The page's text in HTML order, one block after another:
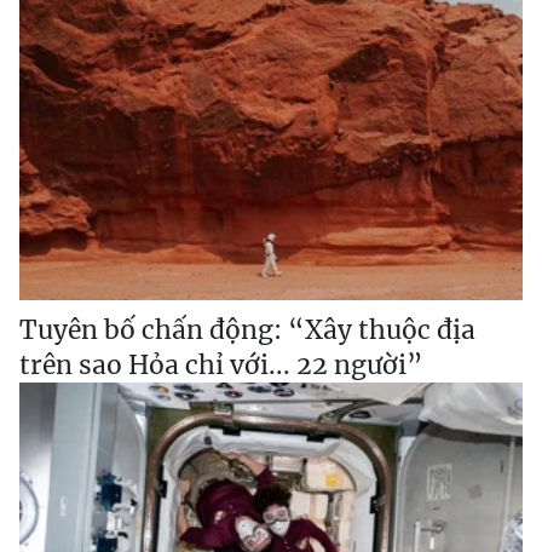
Tuyên bố chấn động: “Xây thuộc địa
trên sao Hỏa chỉ với... 22 người”